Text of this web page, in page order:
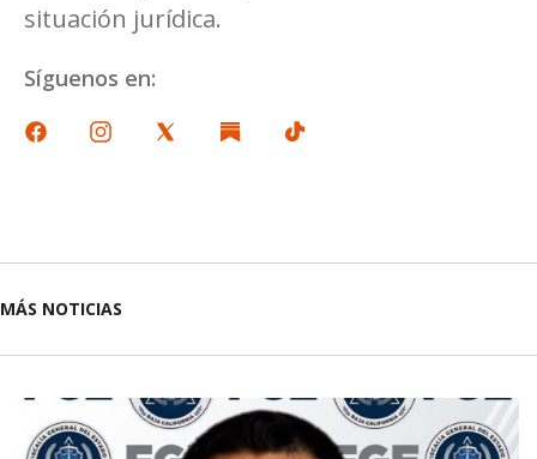
situación jurídica.
Síguenos en:
MÁS NOTICIAS